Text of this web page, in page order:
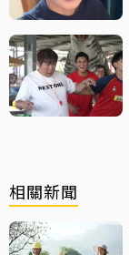
相關新聞